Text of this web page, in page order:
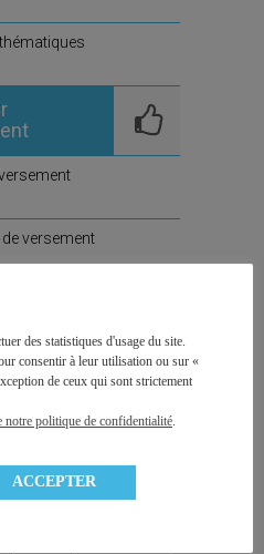
versement
offerts
de la
des statistiques d'usage du site.
consentir à leur utilisation ou sur «
de ceux qui sont strictement
notre politique de confidentialité.
ACCEPTER